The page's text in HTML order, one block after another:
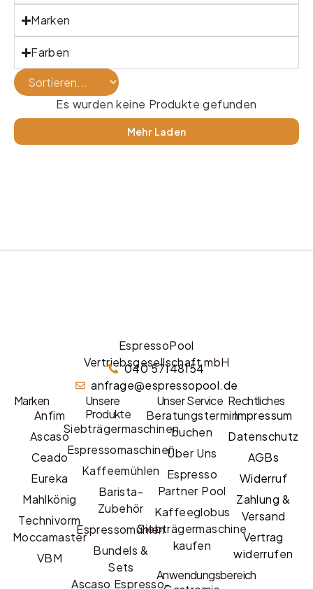
Marken
Farben
Es wurden keine Produkte gefunden
Mehr Laden
EspressoPool
Vertriebsgesellschaft mbH
040 57148154
anfrage@espressopool.de
Marken
Anfim
Ascaso
Ceado
Eureka
Mahlkönig
Technivorm
Moccamaster
VBM
Unsere
Produkte
Siebträgermaschinen
Espressomaschinen
Kaffeemühlen
Barista-
Zubehör
Espressomühlen
Bundels &
Sets
Ascaso Espresso-
Unser Service
Beratungstermin
buchen
Über Uns
Espresso
Partner Pool
Kaffeeglobus
Siebträgermaschine
kaufen
Anwendungsbereich
Rechtliches
Impressum
Datenschutz
AGBs
Widerruf
Zahlung &
Versand
Vertrag
widerrufen